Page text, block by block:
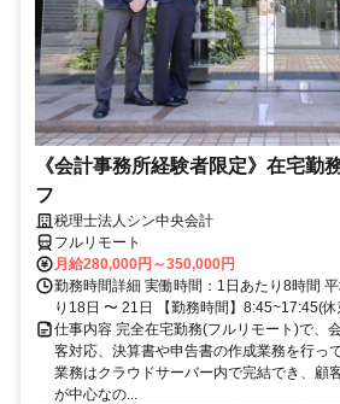
《会計事務所経験者限定》在宅勤
フ
税理士法人シン中央会計
フルリモート
月給280,000円～350,000円
勤務時間詳細 実働時間：1日あたり8時間
り18日 〜 21日 【勤務時間】8:45~17:45(
仕事内容 完全在宅勤務(フルリモート)で、
客対応、決算書や申告書の作成業務を行っ
業務はクラウドサーバー内で完結でき、顧
が中心なの...